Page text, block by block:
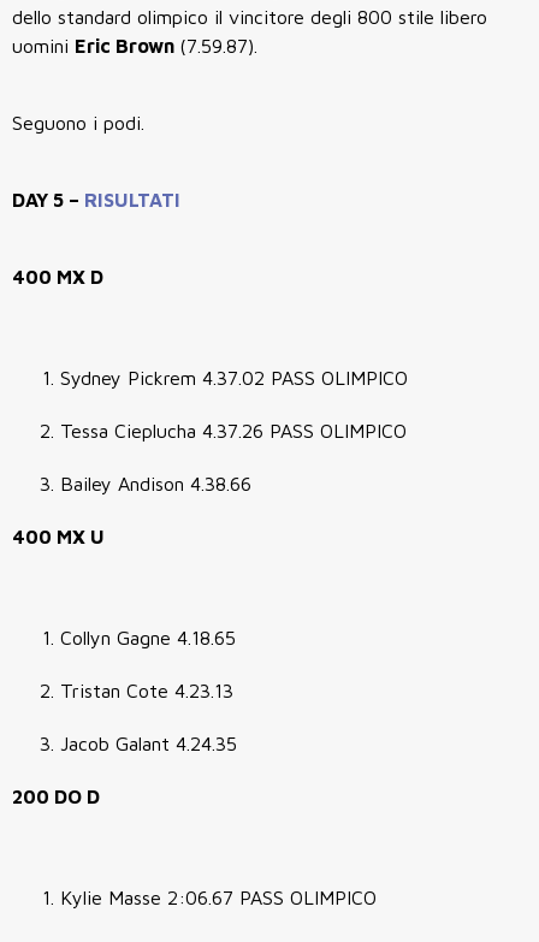
dello standard olimpico il vincitore degli 800 stile libero
uomini Eric Brown (7.59.87).
Seguono i podi.
DAY 5 – RISULTATI
400 MX D
Sydney Pickrem 4.37.02 PASS OLIMPICO
Tessa Cieplucha 4.37.26 PASS OLIMPICO
Bailey Andison 4.38.66
400 MX U
Collyn Gagne 4.18.65
Tristan Cote 4.23.13
Jacob Galant 4.24.35
200 DO D
Kylie Masse 2:06.67 PASS OLIMPICO